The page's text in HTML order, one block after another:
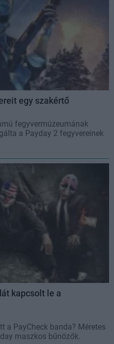
egy szakértő
fegyvermúzeumának
a Payday 2 fegyvereinek
kapcsolt le a
a PayCheck banda? Méretes
maszkos bűnözők.